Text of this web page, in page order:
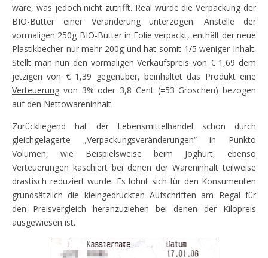
wäre, was jedoch nicht zutrifft. Real wurde die Verpackung der
BIO-Butter einer Veränderung unterzogen. Anstelle der
vormaligen 250g BIO-Butter in Folie verpackt, enthält der neue
Plastikbecher nur mehr 200g und hat somit 1/5 weniger Inhalt.
Stellt man nun den vormaligen Verkaufspreis von € 1,69 dem
jetzigen von € 1,39 gegenüber, beinhaltet das Produkt eine
Verteuerung von 3% oder 3,8 Cent (=53 Groschen) bezogen
auf den Nettowareninhalt.
Zurückliegend hat der Lebensmittelhandel schon durch
gleichgelagerte „Verpackungsveränderungen“ in Punkto
Volumen, wie Beispielsweise beim Joghurt, ebenso
Verteuerungen kaschiert bei denen der Wareninhalt teilweise
drastisch reduziert wurde. Es lohnt sich für den Konsumenten
grundsätzlich die kleingedruckten Aufschriften am Regal für
den Preisvergleich heranzuziehen bei denen der Kilopreis
ausgewiesen ist.